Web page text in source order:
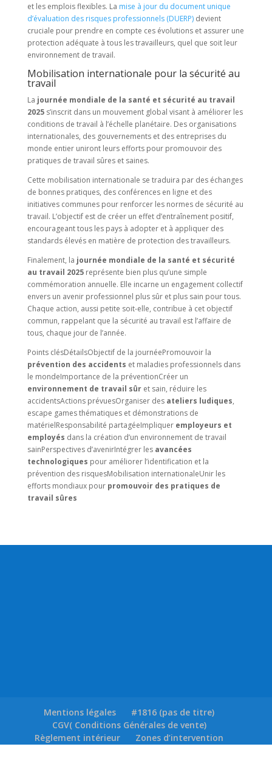
et les emplois flexibles. La mise à jour du document unique
d’évaluation des risques professionnels (DUERP)devient
cruciale pour prendre en compte ces évolutions et assurer une
protection adéquate à tous les travailleurs, quel que soit leur
environnement de travail.
Mobilisation internationale pour la sécurité au
travail
La journée mondiale de la santé et sécurité au travail
2025s’inscrit dans un mouvement global visant à améliorer les
conditions de travail à l’échelle planétaire. Des organisations
internationales, des gouvernements et des entreprises du
monde entier uniront leurs efforts pour promouvoir des
pratiques de travail sûres et saines.
Cette mobilisation internationale se traduira par des échanges
de bonnes pratiques, des conférences en ligne et des
initiatives communes pour renforcer les normes de sécurité au
travail. L’objectif est de créer un effet d’entraînement positif,
encourageant tous les pays à adopter et à appliquer des
standards élevés en matière de protection des travailleurs.
Finalement, la journée mondiale de la santé et sécurité
au travail 2025représente bien plus qu’une simple
commémoration annuelle. Elle incarne un engagement collectif
envers un avenir professionnel plus sûr et plus sain pour tous.
Chaque action, aussi petite soit-elle, contribue à cet objectif
commun, rappelant que la sécurité au travail est l’affaire de
tous, chaque jour de l’année.
Points clésDétailsObjectif de la journéePromouvoir la
prévention des accidents et maladies professionnels dans
le mondeImportance de la préventionCréer un
environnement de travail sûret sain, réduire les
accidentsActions prévuesOrganiser des ateliers ludiques,
escape games thématiques et démonstrations de
matérielResponsabilité partagéeImpliquer employeurs et
employés dans la création d’un environnement de travail
sainPerspectives d’avenirIntégrer les avancées
technologiques pour améliorer l’identification et la
prévention des risquesMobilisation internationaleUnir les
efforts mondiaux pour promouvoir des pratiques de
travail sûres
Mentions légales
#1816 (pas de titre)
CGV( Conditions Générales de vente)
Règlement intérieur
Zones d’intervention